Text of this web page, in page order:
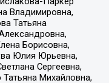
Владимировна,
Татьяна
Борисовна,
Юлия Юрьевна,
Сергеевна,
Михайловна,